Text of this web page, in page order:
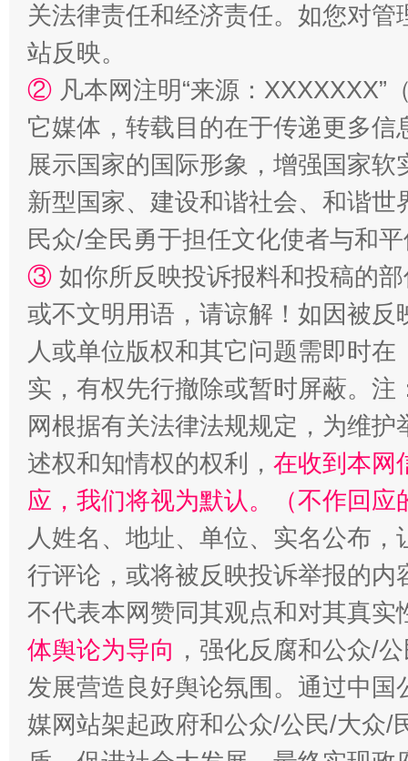
招工难、用工荒背后
关法律责任和经济责任。如您对
站反映。
② 凡本网注明“来源：
它媒体，转载目的在于传递更多
展示国家的国际形象，增强国家
新型国家、建设和谐社会、和谐
民众/全民勇于担任文化使者与和
③ 如你所反映投诉报料和投稿的
或不文明用语，请谅解！如因被
人或单位版权和其它问题需即时在
实，有权先行撤除或暂时屏蔽。
网根据有关法律法规规定，为维
述权和知情权的权利， 在收到本网
应，我们将视为默认。（不作回应
人姓名、地址、单位、实名公布
行评论，或将被反映投诉举报的
不代表本网赞同其观点和对其真实
体舆论为导向 ，强化反腐和公众/
发展营造良好舆论氛围。通过中
媒网站架起政府和公众/公民/大众/